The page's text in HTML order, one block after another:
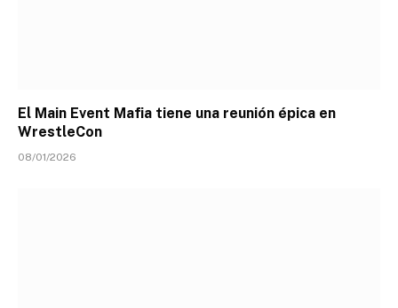
El Main Event Mafia tiene una reunión épica en
WrestleCon
08/01/2026